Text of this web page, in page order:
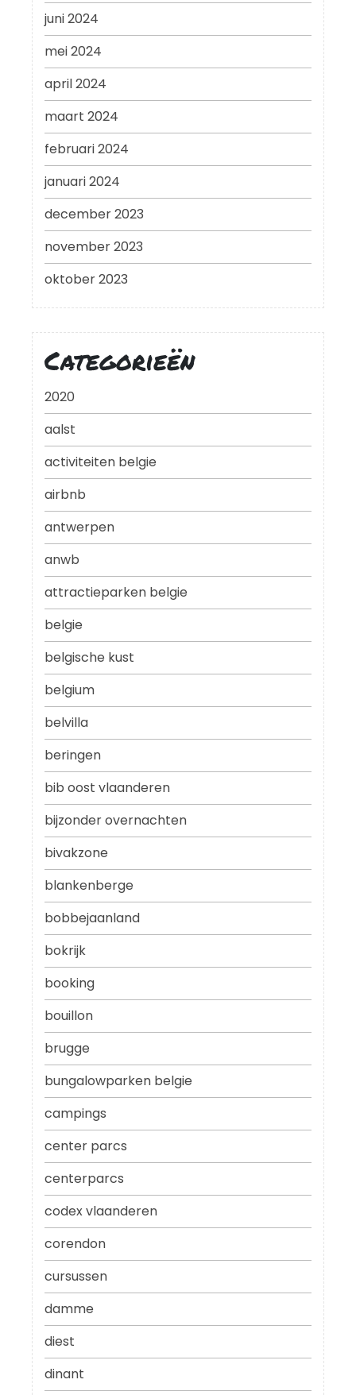
juni 2024
mei 2024
april 2024
maart 2024
februari 2024
januari 2024
december 2023
november 2023
oktober 2023
Categorieën
2020
aalst
activiteiten belgie
airbnb
antwerpen
anwb
attractieparken belgie
belgie
belgische kust
belgium
belvilla
beringen
bib oost vlaanderen
bijzonder overnachten
bivakzone
blankenberge
bobbejaanland
bokrijk
booking
bouillon
brugge
bungalowparken belgie
campings
center parcs
centerparcs
codex vlaanderen
corendon
cursussen
damme
diest
dinant